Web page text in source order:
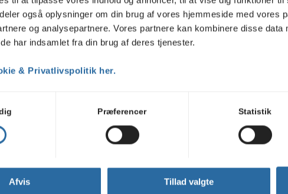
også oplysninger om din brug af vores hjemmeside med vores
og analysepartnere. Vores partnere kan kombinere disse data
har indsamlet fra din brug af deres tjenester.
& Privatlivspolitik her.
Præferencer Statistik
Afvis Tillad valgte
cache?
i din browser, som automatisk gemmer